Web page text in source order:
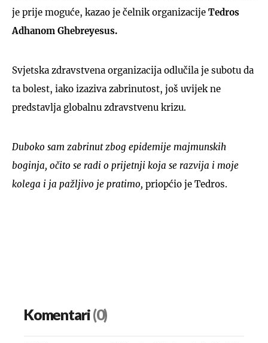
je prije moguće, kazao je čelnik organizacije Tedros
Adhanom Ghebreyesus.
Svjetska zdravstvena organizacija odlučila je subotu da
ta bolest, iako izaziva zabrinutost, još uvijek ne
predstavlja globalnu zdravstvenu krizu.
Duboko sam zabrinut zbog epidemije majmunskih
boginja, očito se radi o prijetnji koja se razvija i moje
kolega i ja pažljivo je pratimo, priopćio je Tedros.
Komentari(0)